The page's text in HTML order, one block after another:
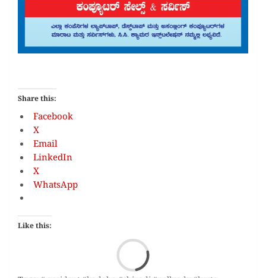
Share this:
Facebook
X
Email
LinkedIn
X
WhatsApp
Like this: